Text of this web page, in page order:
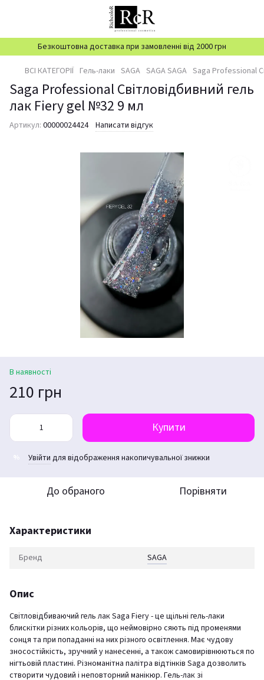
Безкоштовна доставка при замовленні від 2000 грн
ВСІ КАТЕГОРІЇ Гель-лаки SAGA SAGA SAGA Saga Professional
Saga Professional Світловідбивний гель
лак Fiery gel №32 9 мл
Артикул: 00000024424 Написати відгук
В наявності
210 грн
Купити
Увійти для відображення накопичувальної знижки
До обраного Порівняти
Характеристики
Бренд SAGA
Опис
Світловідбиваючий гель лак Saga Fiery - це щільні гель-лаки
блискітки різних кольорів, що неймовірно сяють під променями
сонця та при попаданні на них різного освітлення. Має чудову
зносостійкість, зручний у нанесенні, а також самовирівнюються по
нігтьовій пластині. Різноманітна палітра відтінків Saga дозволить
створити чудовий і неповторний манікюр. Гель-лак зі